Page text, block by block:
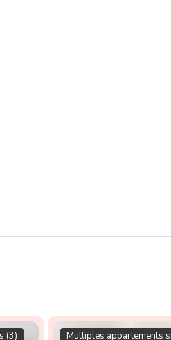
(3) Multiples appartements